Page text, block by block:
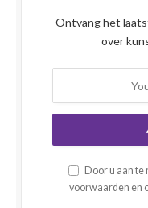
Ontvang het
over
Door u aan
voorwaarden en